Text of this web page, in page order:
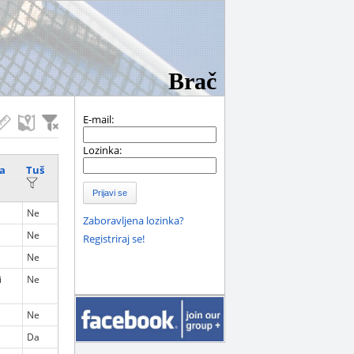
Brač
Tuš
Ne
Ne
Ne
Ne
Ne
Da
E-mail:
Lozinka:
Prijavi se
Zaboravljena lozinka?
Registriraj se!